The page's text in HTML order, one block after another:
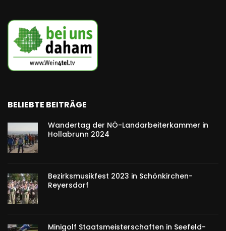
BELIEBTE BEITRÄGE
Wandertag der NÖ-Landarbeiterkammer in
Hollabrunn 2024
Bezirksmusikfest 2023 in Schönkirchen-
Reyersdorf
Minigolf Staatsmeisterschaften in Seefeld-